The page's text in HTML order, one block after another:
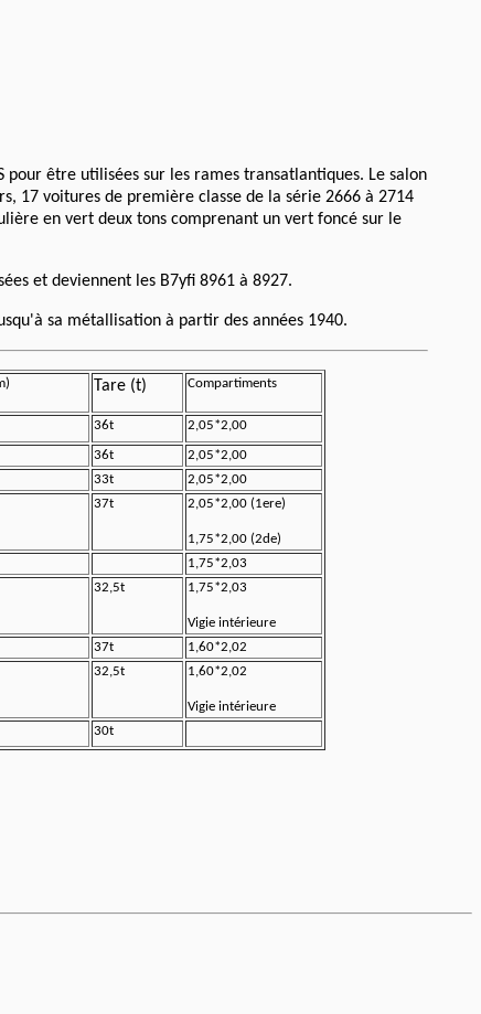
être utilisées sur les rames transatlantiques. Le salon
17 voitures de première classe de la série 2666 à 2714
en vert deux tons comprenant un vert foncé sur le
et deviennent les B7yfi 8961 à 8927.
sa métallisation à partir des années 1940.
Tare (t) Compartiments
36t 2,05*2,00
36t
2,05*2,00
33t
2,05*2,00
37t 2,05*2,00 (1ere)
1,75*2,00 (2de)
1,75*2,03
32,5t 1,75*2,03
Vigie intérieure
37t
1,60*2,02
32,5t 1,60*2,02
Vigie intérieure
30t